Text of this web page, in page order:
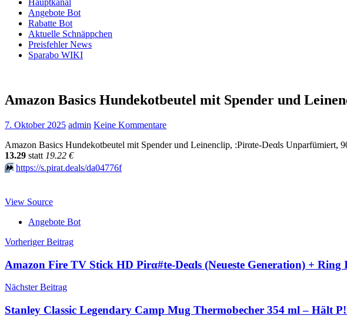
Hauptkanal
Angebote Bot
Rabatte Bot
Aktuelle Schnäppchen
Preisfehler News
Sparabo WIKI
Amazon Basics Hundekotbeutel mit Spender und
7. Oktober 2025 admin Keine Kommentare
Amazon Basics Hundekotbeutel mit Spender und Leinenclip, :Pirαtе-Dеαls Unparfümiert,
13.29 statt 19.22 €
⏩️ https://s.pirat.deals/da04776f
View Source
Angebote Bot
Beitragsnavigation
Vorheriger Beitrag
Amazon Fire TV Stick HD Pirα#tе-Dеαls (Neueste Generation) +
Nächster Beitrag
Stanley Classic Legendary Camp Mug Thermobecher 354 ml – Hält